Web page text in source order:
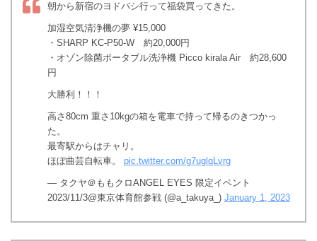
朝から新宿のヨドバシ行って福袋買ってきた。
加湿空気清浄機の夢 ¥15,000
・SHARP KC-P50-W 約20,000円
・オゾン除菌ポータブル洗浄機 Picco kirala Air 約28,600
円
大勝利！！！
高さ80cm 重さ10kgの箱を電車で持って帰るのきつかっ
た。
最寄駅からはチャリ。
ほぼ曲芸自転車。 pic.twitter.com/g7uglqLvrg
— タクヤ＠ももクロANGEL EYES 限定イベント
2023/11/3@東京体育館参戦 (@a_takuya_) January 1, 2023